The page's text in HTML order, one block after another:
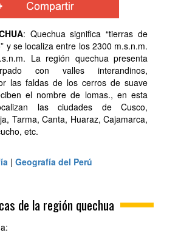
: Quechua significa “tierras de
y se localiza entre los 2300 m.s.n.m.
La región quechua presenta
con valles interandinos,
las faldas de los cerros de suave
el nombre de lomas., en esta
las ciudades de Cusco,
Tarma, Canta, Huaraz, Cajamarca,
etc.
| Geografía del Perú
de la región quechua